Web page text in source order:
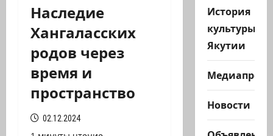
Наследие
Хангаласских
родов через
время и
пространство
02.12.2024
История
культуры
Якутии
Новости